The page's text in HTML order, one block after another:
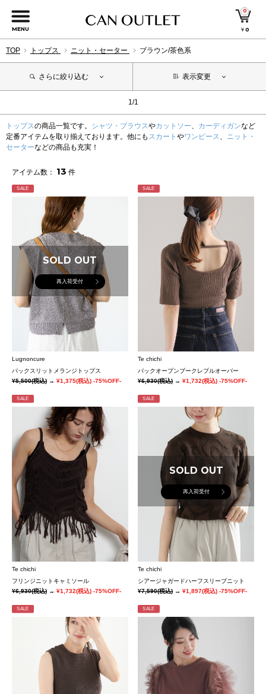
MENU
0
￥0
TOP トップス ニット・セーター ブラウン/茶色系
さらに絞り込む 表示変更
1/1
トップスの商品一覧です。 シャツ・ブラウスやカットソー、 カーディガンなど
定番アイテムを取り揃えております。他にも スカート やワンピース、 ニット・
セーターなどの商品も充実！
アイテム数： 13 件
SALE
SOLD OUT
再入荷受付
Lugnoncure
バックスリットメランジトップス
¥5,500(税込) → ¥1,375(税込) -75%OFF-
SALE
Te chichi
バックオープンブークレプルオーバー
¥6,930(税込)→¥1,732(税込) -75%OFF-
SALE
Te chichi
フリンジニットキャミソール
¥6,930(税込) → ¥1,732(税込) -75%OFF-
SALE
SOLD OUT
再入荷受付
Te chichi
シアージャガードハーフスリーブニット
¥7,590(税込)→¥1,897(税込) -75%OFF-
SALE SALE